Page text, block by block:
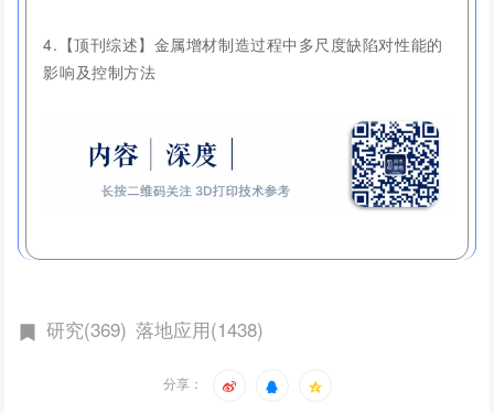
4. 【顶刊综述】金属增材制造过程中多尺度缺陷对性能的
影响及控制方法
研究(369) 落地应用(1438)
分享：